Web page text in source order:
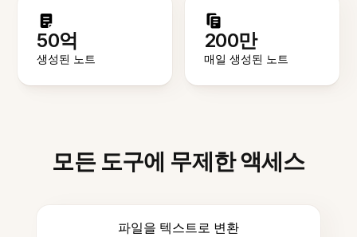
50억
생성된 노트
200만
매일 생성된 노트
모든 도구에 무제한 액세스
파일을 텍스트로 변환